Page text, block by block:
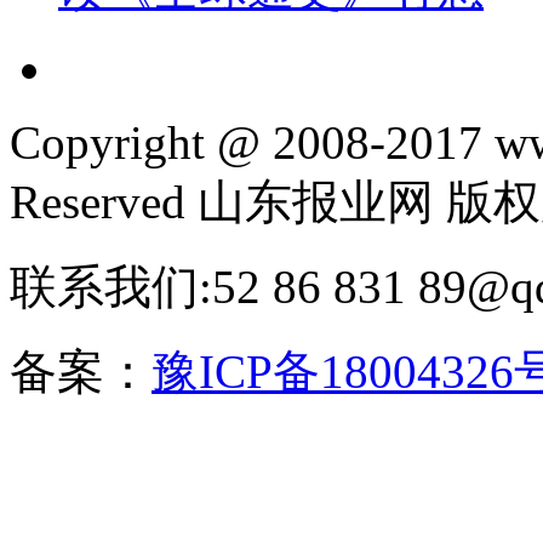
Copyright @ 2008-2017
Reserved 山东报业网 版
联系我们:52 86 831
备案： 豫ICP备18004326